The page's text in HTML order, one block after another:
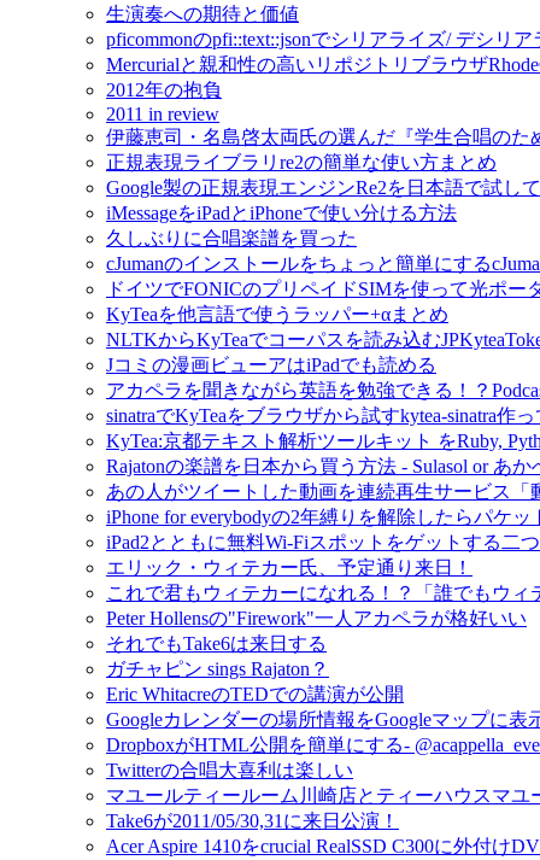
生演奏への期待と価値
pficommonのpfi::text::jsonでシリアライズ/ デシリ
Mercurialと親和性の高いリポジトリブラウザ
2012年の抱負
2011 in review
伊藤恵司・名島啓太両氏の選んだ『学生合唱の
正規表現ライブラリre2の簡単な使い方まとめ
Google製の正規表現エンジンRe2を日本語で試し
iMessageをiPadとiPhoneで使い分ける方法
久しぶりに合唱楽譜を買った
cJumanのインストールをちょっと簡単にする
ドイツでFONICのプリペイドSIMを使って光ポー
KyTeaを他言語で使うラッパー+αまとめ
NLTKからKyTeaでコーパスを読み込む
Jコミの漫画ビューアはiPadでも読める
アカペラを聞きながら英語を勉強できる！？
sinatraでKyTeaをブラウザから試すkytea-sinatra作
KyTea:京都テキスト解析ツールキット をRuby,
Rajatonの楽譜を日本から買う方法 - Sulasol or あ
あの人がツイートした動画を連続再生サービス
iPhone for everybodyの2年縛りを解除したらパケ
iPad2とともに無料Wi-Fiスポットをゲットする二
エリック・ウィテカー氏、予定通り来日！
これで君もウィテカーになれる！？「誰でもウィ
Peter Hollensの"Firework"一人アカペラが格好いい
それでもTake6は来日する
ガチャピン sings Rajaton？
Eric WhitacreのTEDでの講演が公開
Googleカレンダーの場所情報をGoogleマップに表
DropboxがHTML公開を簡単にする-
Twitterの合唱大喜利は楽しい
マユールティールーム川崎店とティーハウスマユ
Take6が2011/05/30,31に来日公演！
Acer Aspire 1410をcrucial RealSSD C300に外付け